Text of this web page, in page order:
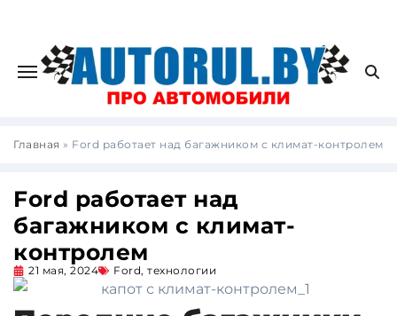
Главная » Ford работает над багажником с климат-контролем
Ford работает над
багажником с климат-
контролем
21 мая, 2024 Ford, технологии